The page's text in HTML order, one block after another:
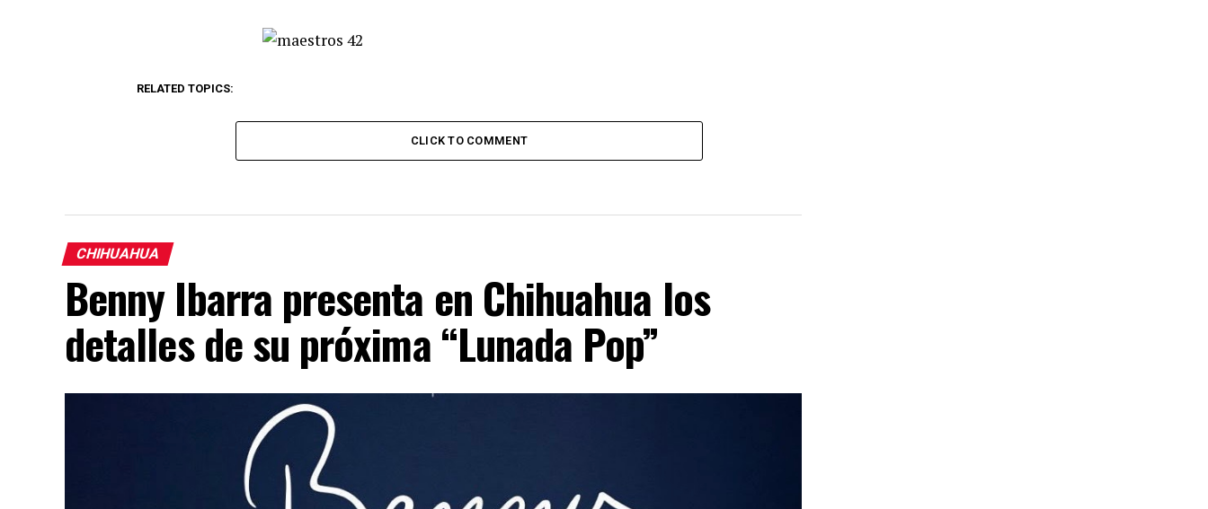
RELATED TOPICS:
CLICK TO COMMENT
CHIHUAHUA
Benny Ibarra presenta en Chihuahua los
detalles de su próxima “Lunada Pop”